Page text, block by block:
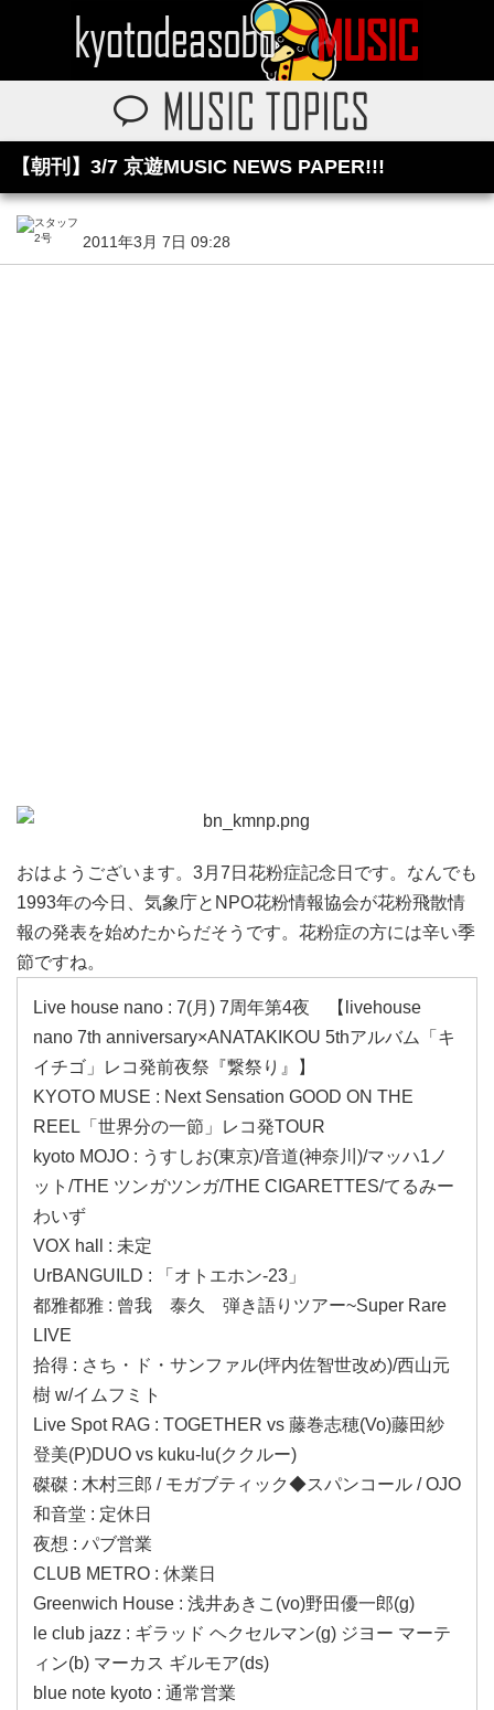
【朝刊】3/7 京遊MUSIC NEWS PAPER!!!
2011年3月 7日 09:28
おはようございます。3月7日花粉症記念日です。なんでも
1993年の今日、気象庁とNPO花粉情報協会が花粉飛散情
報の発表を始めたからだそうです。花粉症の方には辛い季
節ですね。
Live house nano : 7(月) 7周年第4夜 【livehouse
nano 7th anniversary×ANATAKIKOU 5thアルバム「キ
イチゴ」レコ発前夜祭『繋祭り』】
KYOTO MUSE : Next Sensation GOOD ON THE
REEL「世界分の一節」レコ発TOUR
kyoto MOJO : うすしお(東京)/音道(神奈川)/マッハ1ノ
ット/THE ツンガツンガ/THE CIGARETTES/てるみー
わいず
VOX hall : 未定
UrBANGUILD : 「オトエホン-23」
都雅都雅 : 曾我 泰久 弾き語りツアー~Super Rare
LIVE
拾得 : さち・ド・サンファル(坪内佐智世改め)/西山元
樹 w/イムフミト
Live Spot RAG : TOGETHER vs 藤巻志穂(Vo)藤田紗
登美(P)DUO vs kuku-lu(ククルー)
磔磔 : 木村三郎 / モガブティック◆スパンコール / OJO
和音堂 : 定休日
夜想 : パブ営業
CLUB METRO : 休業日
Greenwich House : 浅井あきこ(vo)野田優一郎(g)
le club jazz : ギラッド ヘクセルマン(g) ジヨー マーテ
ィン(b) マーカス ギルモア(ds)
blue note kyoto : 通常営業